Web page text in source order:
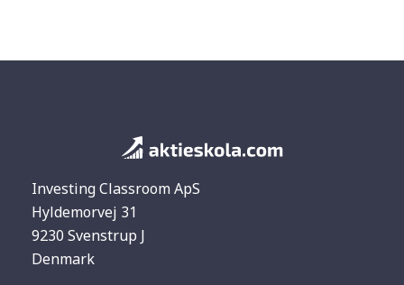
Investing Classroom ApS
Hyldemorvej 31
9230 Svenstrup J
Denmark